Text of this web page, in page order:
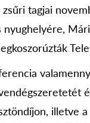
zsűri tagjai
nyughelyére,
illetve a